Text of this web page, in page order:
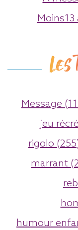
Moins13
Message
jeu
rigolo
marrant
humour